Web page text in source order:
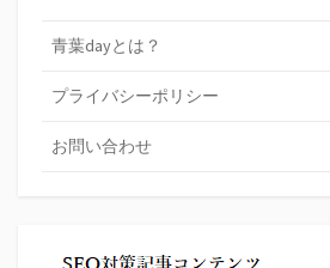
青葉dayとは？
プライバシーポリシー
お問い合わせ